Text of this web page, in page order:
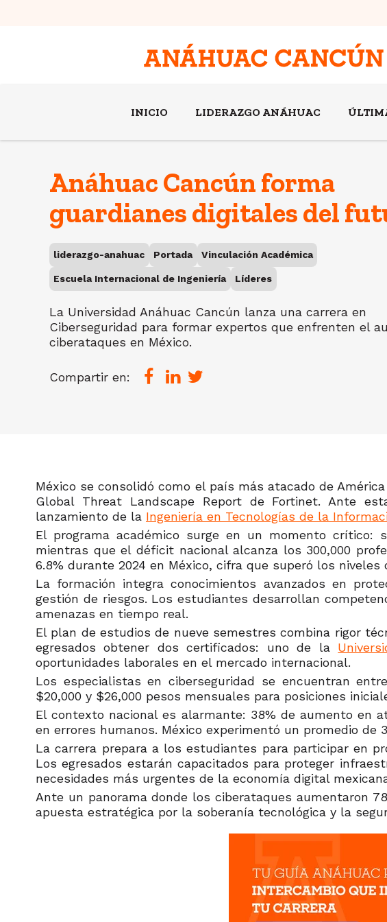
INICIO LIDERAZGO ANÁHUAC
Anáhuac Cancún forma
guardianes digitales del
liderazgo-anahuac Portada Vinculación Académica
Escuela Internacional de Ingeniería Líderes
La Universidad Anáhuac Cancún lanza una carrera en
Ciberseguridad para formar expertos que enfrenten el
ciberataques en México.
Compartir en:
México se consolidó como el país más atacado de
Global Threat Landscape Report de Fortinet. Ante
lanzamiento de la Ingeniería en Tecnologías de la
El programa académico surge en un momento crítico:
mientras que el déficit nacional alcanza los 300,000
6.8% durante 2024 en México, cifra que superó los niveles
La formación integra conocimientos avanzados en
gestión de riesgos. Los estudiantes desarrollan
amenazas en tiempo real.
El plan de estudios de nueve semestres combina rigor
egresados obtener dos certificados: uno de la
oportunidades laborales en el mercado internacional.
Los especialistas en ciberseguridad se encuentran
$20,000 y $26,000 pesos mensuales para posiciones
El contexto nacional es alarmante: 38% de aumento en
en errores humanos. México experimentó un promedio
La carrera prepara a los estudiantes para participar en
Los egresados estarán capacitados para proteger
necesidades más urgentes de la economía digital
Ante un panorama donde los ciberataques aumentaron
apuesta estratégica por la soberanía tecnológica y la